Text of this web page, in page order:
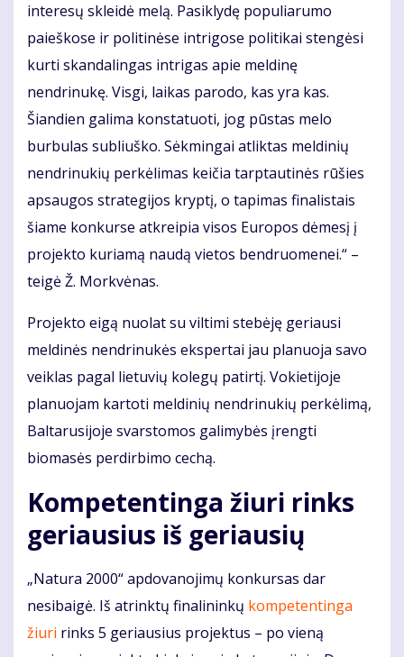
interesų skleidė melą. Pasiklydę populiarumo
paieškose ir politinėse intrigose politikai stengėsi
kurti skandalingas intrigas apie meldinę
nendrinukę. Visgi, laikas parodo, kas yra kas.
Šiandien galima konstatuoti, jog pūstas melo
burbulas subliuško. Sėkmingai atliktas meldinių
nendrinukių perkėlimas keičia tarptautinės rūšies
apsaugos strategijos kryptį, o tapimas finalistais
šiame konkurse atkreipia visos Europos dėmesį į
projekto kuriamą naudą vietos bendruomenei.“ –
teigė Ž. Morkvėnas.
Projekto eigą nuolat su viltimi stebėję geriausi
meldinės nendrinukės ekspertai jau planuoja savo
veiklas pagal lietuvių kolegų patirtį. Vokietijoje
planuojam kartoti meldinių nendrinukių perkėlimą,
Baltarusijoje svarstomos galimybės įrengti
biomasės perdirbimo cechą.
Kompetentinga žiuri rinks
geriausius iš geriausių
„Natura 2000“ apdovanojimų konkursas dar
nesibaigė. Iš atrinktų finalininkų kompetentinga
žiuri rinks 5 geriausius projektus – po vieną